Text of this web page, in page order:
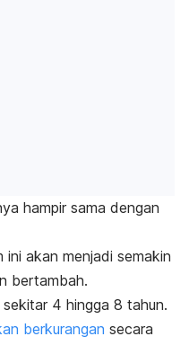
hampir sama dengan
ini akan menjadi semakin
bertambah.
4 hingga 8 tahun.
berkurangan secara